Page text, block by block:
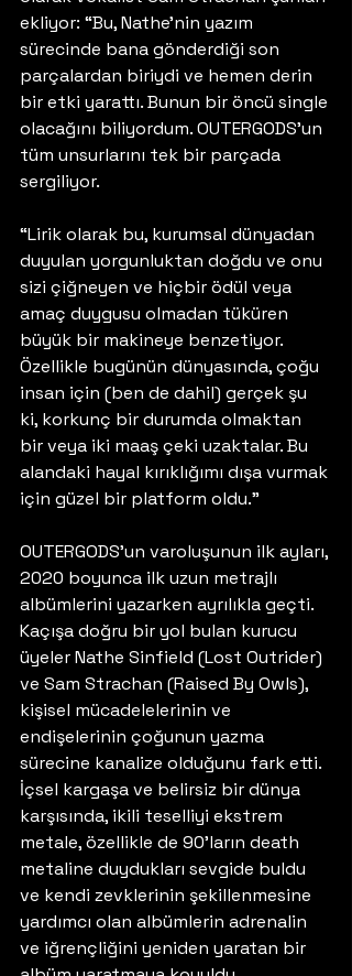
ekliyor: “Bu, Nathe’nin yazım
sürecinde bana gönderdiği son
parçalardan biriydi ve hemen derin
bir etki yarattı. Bunun bir öncü single
olacağını biliyordum. OUTERGODS’un
tüm unsurlarını tek bir parçada
sergiliyor.
“Lirik olarak bu, kurumsal dünyadan
duyulan yorgunluktan doğdu ve onu
sizi çiğneyen ve hiçbir ödül veya
amaç duygusu olmadan tüküren
büyük bir makineye benzetiyor.
Özellikle bugünün dünyasında, çoğu
insan için (ben de dahil) gerçek şu
ki, korkunç bir durumda olmaktan
bir veya iki maaş çeki uzaktalar. Bu
alandaki hayal kırıklığımı dışa vurmak
için güzel bir platform oldu.”
OUTERGODS’un varoluşunun ilk ayları,
2020 boyunca ilk uzun metrajlı
albümlerini yazarken ayrılıkla geçti.
Kaçışa doğru bir yol bulan kurucu
üyeler Nathe Sinfield (Lost Outrider)
ve Sam Strachan (Raised By Owls),
kişisel mücadelelerinin ve
endişelerinin çoğunun yazma
sürecine kanalize olduğunu fark etti.
İçsel kargaşa ve belirsiz bir dünya
karşısında, ikili teselliyi ekstrem
metale, özellikle de 90’ların death
metaline duydukları sevgide buldu
ve kendi zevklerinin şekillenmesine
yardımcı olan albümlerin adrenalin
ve iğrençliğini yeniden yaratan bir